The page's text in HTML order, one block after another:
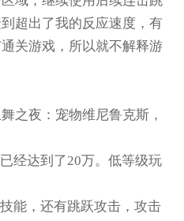
超出了我的反应速度，有
关游戏，所以就不解释游
之夜：宠物维尼鲁克斯，
经达到了20万。低等级玩
能，还有跳跃攻击，攻击